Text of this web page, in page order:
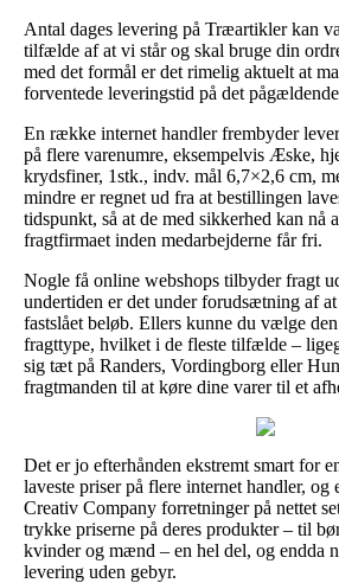
Antal dages levering på Træartikler kan
tilfælde af at vi står og skal bruge din
med det formål er det rimelig aktuelt at
forventede leveringstid på det
En række internet handler frembyder
på flere varenumre, eksempelvis Æske,
krydsfiner, 1stk., indv. mål 6,7×2,6 cm,
mindre er regnet ud fra at bestillingen
tidspunkt, så at de med sikkerhed kan nå
fragtfirmaet inden medarbejderne får fri.
Nogle få online webshops tilbyder fragt
undertiden er det under forudsætning af
fastslået beløb. Ellers kunne du vælge
fragttype, hvilket i de fleste tilfælde –
sig tæt på Randers, Vordingborg eller
fragtmanden til at køre dine varer til et
Det er jo efterhånden ekstremt smart for
laveste priser på flere internet handler, og
Creativ Company forretninger på nettet
trykke priserne på deres produkter – til
kvinder og mænd – en hel del, og endda
levering uden gebyr.